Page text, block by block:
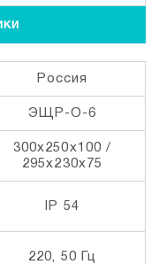
Россия
ЭЩР-О-6
300х250х100 /
295х230х75
IP 54
220, 50 Гц